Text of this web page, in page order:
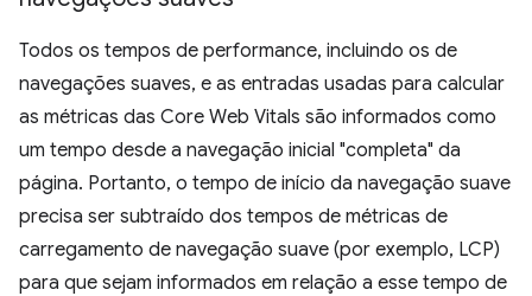
Todos os tempos de performance, incluindo os de
navegações suaves, e as entradas usadas para calcular
as métricas das Core Web Vitals são informados como
um tempo desde a navegação inicial "completa" da
página. Portanto, o tempo de início da navegação suave
precisa ser subtraído dos tempos de métricas de
carregamento de navegação suave (por exemplo, LCP)
para que sejam informados em relação a esse tempo de